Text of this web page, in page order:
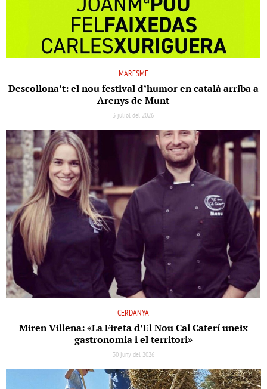
MARESME
Descollona’t: el nou festival d’humor en català arriba a
Arenys de Munt
3 juliol del 2026
CERDANYA
Miren Villena: «La Fireta d’El Nou Cal Caterí uneix
gastronomia i el territori»
30 juny del 2026